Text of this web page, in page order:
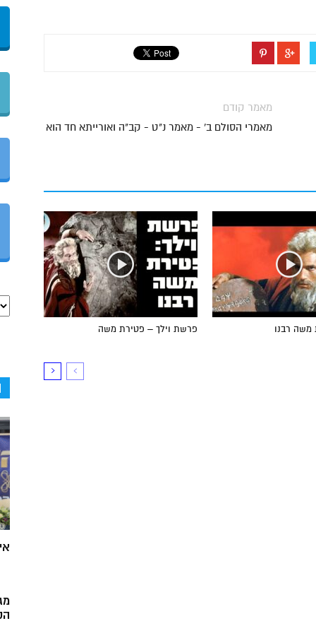
מאמר קודם
מאמרי הסולם ב' - מאמר נ"ט - קב"ה ואורייתא חד הוא
פרשת וילך – פטירת משה משה רבנו